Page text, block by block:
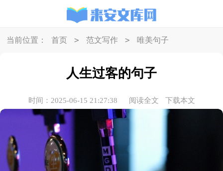
当前位置： 首页 > 范文写作 > 唯美句子
人生过客的句子
时间：2025-06-15 21:27:38 阅读全文 下载本文